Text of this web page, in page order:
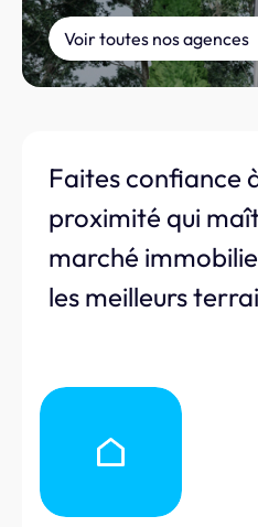
Voir toutes nos agences
Faites confiance
proximité qui
marché
les meilleurs